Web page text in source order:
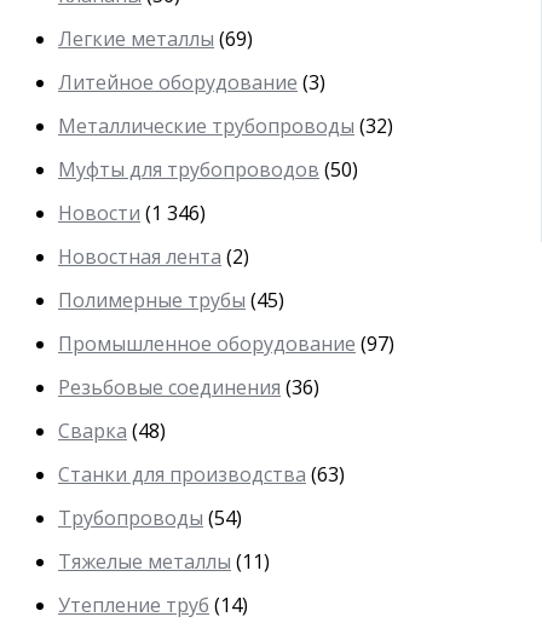
Легкие металлы (69)
Литейное оборудование (3)
Металлические трубопроводы (32)
Муфты для трубопроводов (50)
Новости (1 346)
Новостная лента (2)
Полимерные трубы (45)
Промышленное оборудование (97)
Резьбовые соединения (36)
Сварка (48)
Станки для производства (63)
Трубопроводы (54)
Тяжелые металлы (11)
Утепление труб (14)